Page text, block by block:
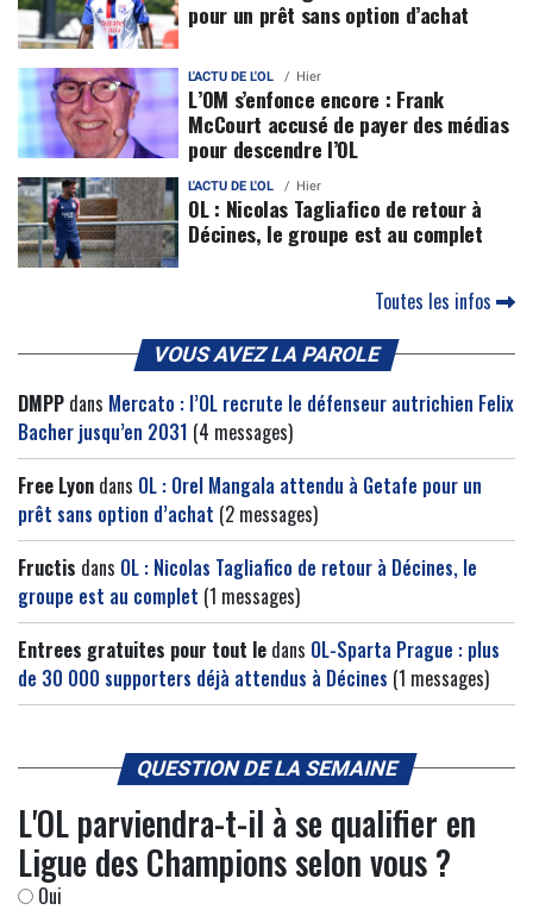
pour un prêt sans option d’achat
L'ACTU DE L'OL Hier
L’OM s’enfonce encore : Frank
McCourt accusé de payer des médias
pour descendre l’OL
L'ACTU DE L'OL Hier
OL : Nicolas Tagliafico de retour à
Décines, le groupe est au complet
Toutes les infos
VOUS AVEZ LA PAROLE
DMPP dans Mercato : l’OL recrute le défenseur autrichien Felix
Bacher jusqu’en 2031 (4 messages)
Free Lyon dans OL : Orel Mangala attendu à Getafe pour un
prêt sans option d’achat (2 messages)
Fructis dans OL : Nicolas Tagliafico de retour à Décines, le
groupe est au complet (1 messages)
Entrees gratuites pour tout le dans OL-Sparta Prague : plus
de 30 000 supporters déjà attendus à Décines (1 messages)
QUESTION DE LA SEMAINE
L'OL parviendra-t-il à se qualifier en
Ligue des Champions selon vous ?
Oui